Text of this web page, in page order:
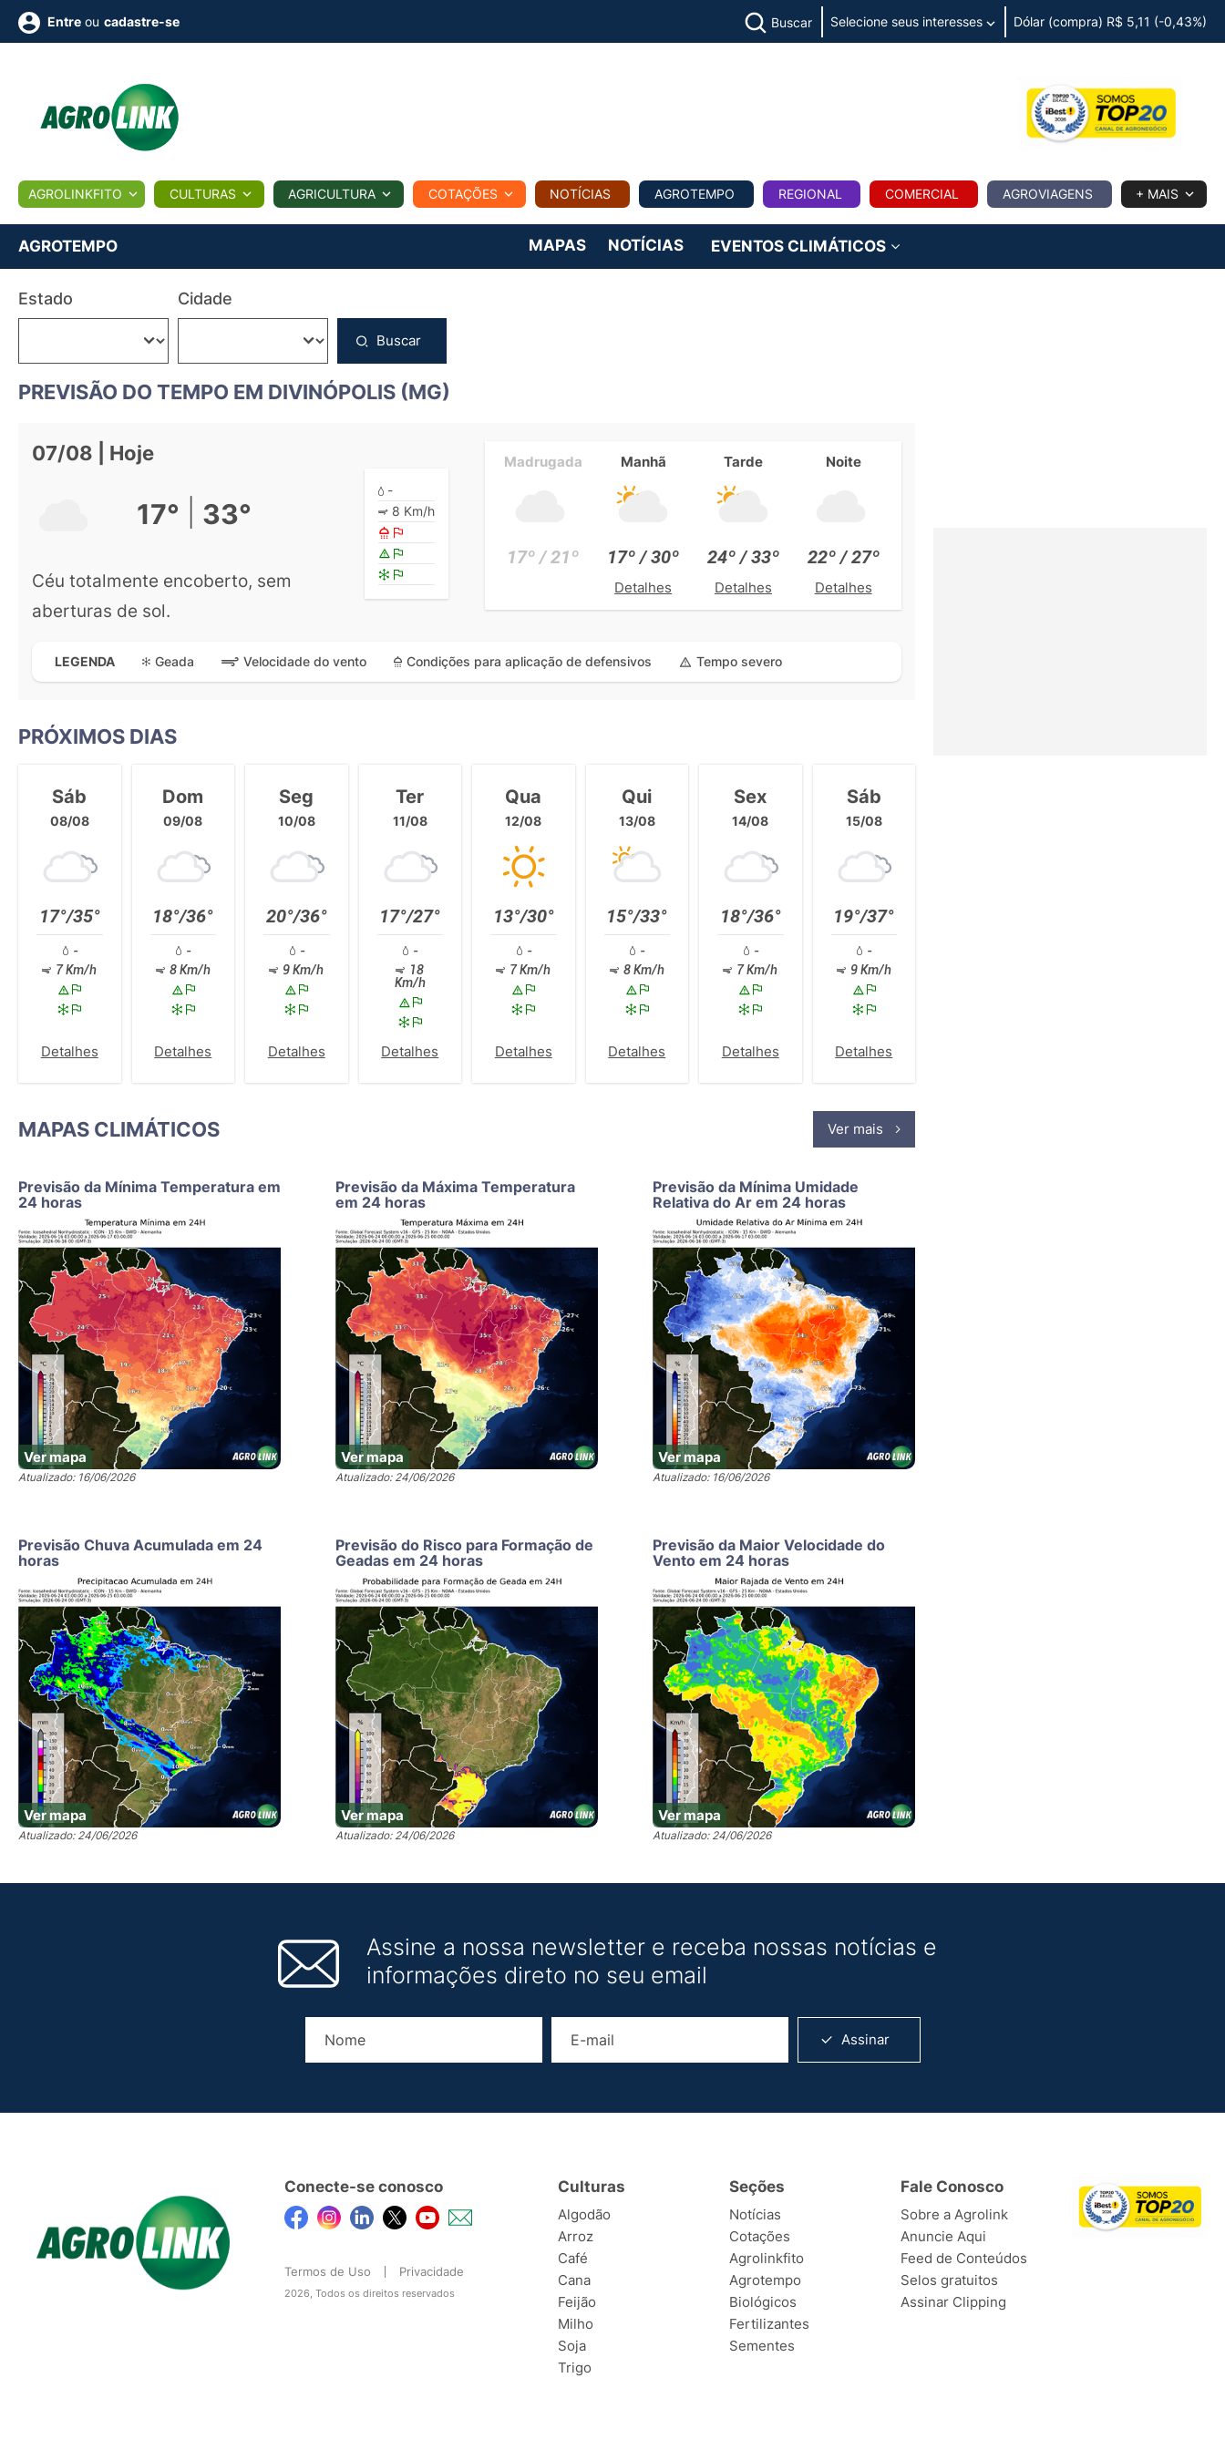
BIOLÓGICOS COTAÇÕES NOTÍCIAS AGROTEMPO REGIONAL COMERCIAL AGROVIAGENS PECUÁRIA
Conversor Colunistas Eventos
Vídeos
Entre ou cadastre-se Buscar Selecione seus interesses Dólar (compra) R$ 5,11 (-0,43%)
AGROLINKFITO CULTURAS AGRICULTURA COTAÇÕES NOTÍCIAS AGROTEMPO REGIONAL COMERCIAL AGROVIAGENS + MAIS
AGROTEMPO MAPAS NOTÍCIAS EVENTOS CLIMÁTICOS
Estado Cidade
Buscar
PREVISÃO DO TEMPO EM DIVINÓPOLIS (MG)
07/08 | Hoje
17° 33°
Céu totalmente encoberto, sem
aberturas de sol.
-
8 Km/h
Madrugada
17º / 21º
Manhã
17º / 30º
Detalhes
Tarde
24º / 33º
Detalhes
Noite
22º / 27º
Detalhes
LEGENDA Geada Velocidade do vento Condições para aplicação de defensivos Tempo severo
PRÓXIMOS DIAS
Sáb
08/08
17°/35°
-
7 Km/h
Detalhes
Dom
09/08
18°/36°
-
8 Km/h
Detalhes
Seg
10/08
20°/36°
-
9 Km/h
Detalhes
Ter
11/08
17°/27°
-
18
Km/h
Detalhes
Qua
12/08
13°/30°
-
7 Km/h
Detalhes
Qui
13/08
15°/33°
-
8 Km/h
Detalhes
Sex
14/08
18°/36°
-
7 Km/h
Detalhes
Sáb
15/08
19°/37°
-
9 Km/h
Detalhes
MAPAS CLIMÁTICOS Ver mais
Previsão da Mínima Temperatura em
24 horas
Ver mapa
Atualizado: 16/06/2026
Previsão da Máxima Temperatura
em 24 horas
Ver mapa
Atualizado: 24/06/2026
Previsão da Mínima Umidade
Relativa do Ar em 24 horas
Ver mapa
Atualizado: 16/06/2026
Previsão Chuva Acumulada em 24
horas
Ver mapa
Atualizado: 24/06/2026
Previsão do Risco para Formação de
Geadas em 24 horas
Ver mapa
Atualizado: 24/06/2026
Previsão da Maior Velocidade do
Vento em 24 horas
Ver mapa
Atualizado: 24/06/2026
Assine a nossa newsletter e receba nossas notícias e
informações direto no seu email
Assinar
Conecte-se conosco
Termos de Uso Privacidade
2026, Todos os direitos reservados
Culturas
Algodão
Arroz
Café
Cana
Feijão
Milho
Soja
Trigo
Seções
Notícias
Cotações
Agrolinkfito
Agrotempo
Biológicos
Fertilizantes
Sementes
Fale Conosco
Sobre a Agrolink
Anuncie Aqui
Feed de Conteúdos
Selos gratuitos
Assinar Clipping